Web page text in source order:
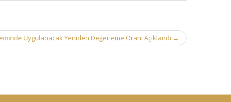
Uygulanacak Yeniden Değerleme Oranı Açıklandı →